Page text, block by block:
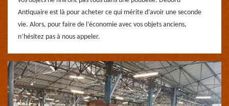
Antiquaire est là pour acheter ce qui mérite d’avoir une seconde
vie. Alors, pour faire de l’économie avec vos objets anciens,
n’hésitez pas à nous appeler.